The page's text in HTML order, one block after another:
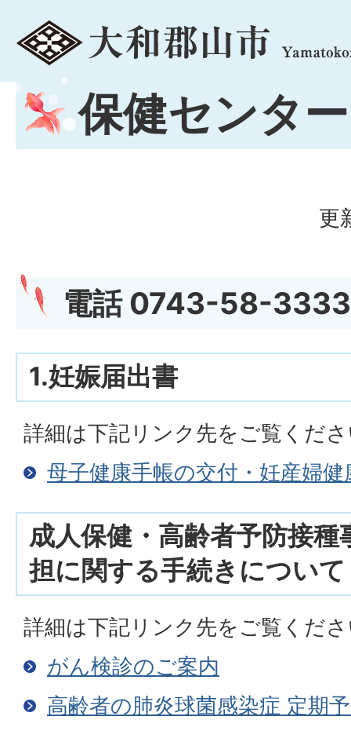
menu
保健センター
更
電話 0743-58-3333
1.妊娠届出書
詳細は下記リンク先をご覧くだ
母子健康手帳の交付・妊産婦健
成人保健・高齢者予防接種
担に関する手続きについて
詳細は下記リンク先をご覧くだ
がん検診のご案内
高齢者の肺炎球菌感染症 定期